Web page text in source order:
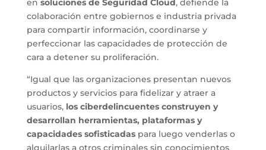
en soluciones de Seguridad Cloud, defiende la
colaboración entre gobiernos e industria privada
para compartir información, coordinarse y
perfeccionar las capacidades de protección de
cara a detener su proliferación.
“Igual que las organizaciones presentan nuevos
productos y servicios para fidelizar y atraer a
usuarios, los ciberdelincuentes construyen y
desarrollan herramientas, plataformas y
capacidades sofisticadaspara luego venderlas o
alquilarlas a otros criminales sin conocimientos